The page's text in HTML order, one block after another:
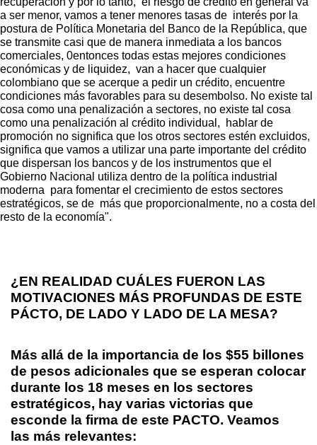
a ser menor, vamos a tener menores tasas de interés por la
postura de Política Monetaria del Banco de la República, que
se transmite casi que de manera inmediata a los bancos
comerciales, 0entonces todas estas mejores condiciones
económicas y de liquidez, van a hacer que cualquier
colombiano que se acerque a pedir un crédito, encuentre
condiciones más favorables para su desembolso. No existe tal
cosa como una penalización a sectores, no existe tal cosa
como una penalización al crédito individual, hablar de
promoción no significa que los otros sectores estén excluidos,
significa que vamos a utilizar una parte importante del crédito
que dispersan los bancos y de los instrumentos que el
Gobierno Nacional utiliza dentro de la política industrial
moderna para fomentar el crecimiento de estos sectores
estratégicos, se de más que proporcionalmente, no a costa del
resto de la economía".
¿EN REALIDAD CUÁLES FUERON LAS
MOTIVACIONES MÁS PROFUNDAS DE ESTE
PÁCTO, DE LADO Y LADO DE LA MESA?
Más allá de la importancia de los $55 billones
de pesos adicionales que se esperan colocar
durante los 18 meses en los sectores
estratégicos, hay varias victorias que
esconde la firma de este PACTO. Veamos
las más relevantes: